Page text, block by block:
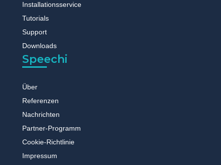
Installationsservice
Tutorials
Support
Downloads
Speechi
Über
Referenzen
Nachrichten
Partner-Programm
Cookie-Richtlinie
Impressum